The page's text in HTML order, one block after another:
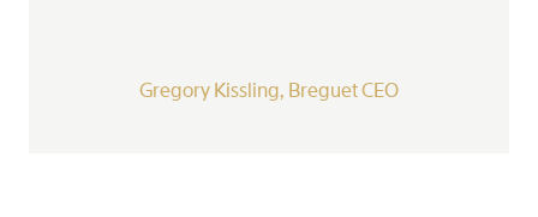
Gregory Kissling, Breguet CEO